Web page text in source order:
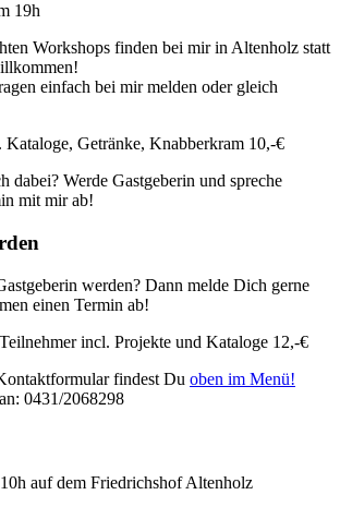
19h
Workshops finden bei mir in Altenholz statt
einfach bei mir melden oder gleich
Getränke, Knabberkram 10,-€
dabei? Werde Gastgeberin und spreche
mit mir ab!
werden? Dann melde Dich gerne
einen Termin ab!
incl. Projekte und Kataloge 12,-€
findest Du oben im Menü!
0431/2068298
auf dem Friedrichshof Altenholz